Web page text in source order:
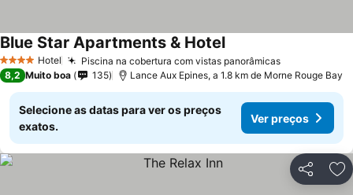
4 EstrelasHotel Piscina na cobertura com vistas panorâmicas
Blue Star Apartments & Hotel
8,2 Muito boa 135 Lance Aux Epines, a 1.8 km de Morne Rouge Bay
Selecione as datas para ver os preços
exatos.
Ver preços
Partilhar